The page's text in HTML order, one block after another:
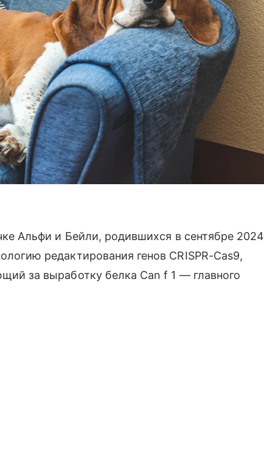
Альфи и Бейли, родившихся в сентябре 2024
редактирования генов CRISPR-Cas9,
за выработку белка Can f 1 — главного